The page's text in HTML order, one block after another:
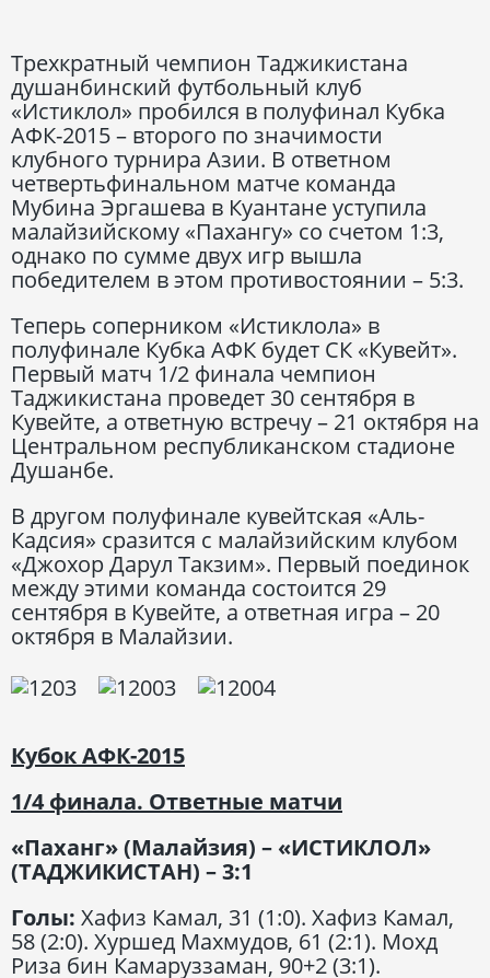
Трехкратный чемпион Таджикистана
душанбинский футбольный клуб
«Истиклол» пробился в полуфинал Кубка
АФК-2015 – второго по значимости
клубного турнира Азии. В ответном
четвертьфинальном матче команда
Мубина Эргашева в Куантане уступила
малайзийскому «Пахангу» со счетом 1:3,
однако по сумме двух игр вышла
победителем в этом противостоянии – 5:3.
Теперь соперником «Истиклола» в
полуфинале Кубка АФК будет СК «Кувейт».
Первый матч 1/2 финала чемпион
Таджикистана проведет 30 сентября в
Кувейте, а ответную встречу – 21 октября на
Центральном республиканском стадионе
Душанбе.
В другом полуфинале кувейтская «Аль-
Кадсия» сразится с малайзийским клубом
«Джохор Дарул Такзим». Первый поединок
между этими команда состоится 29
сентября в Кувейте, а ответная игра – 20
октября в Малайзии.
Кубок АФК-2015
1/4 финала. Ответные матчи
«Паханг» (Малайзия) – «ИСТИКЛОЛ»
(ТАДЖИКИСТАН) – 3:1
Голы: Хафиз Камал, 31 (1:0). Хафиз Камал,
58 (2:0). Хуршед Махмудов, 61 (2:1). Мохд
Риза бин Камаруззаман, 90+2 (3:1).